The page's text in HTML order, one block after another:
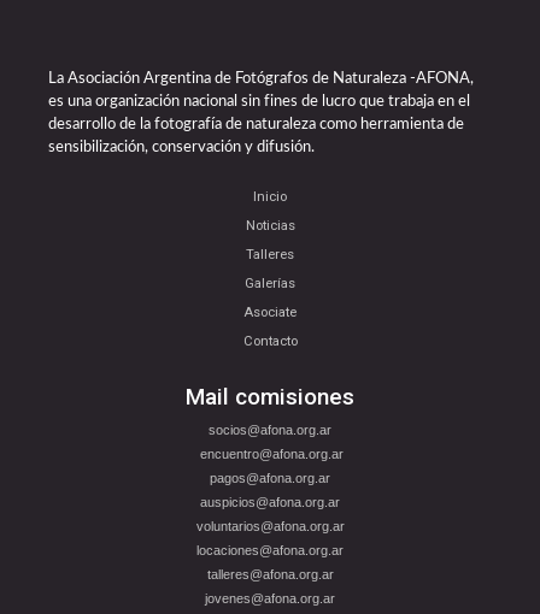
La Asociación Argentina de Fotógrafos de Naturaleza -AFONA,
es una organización nacional sin fines de lucro que trabaja en el
desarrollo de la fotografía de naturaleza como herramienta de
sensibilización, conservación y difusión.
Inicio
Noticias
Talleres
Galerías
Asociate
Contacto
Mail comisiones
socios@afona.org.ar
encuentro@afona.org.ar
pagos@afona.org.ar
auspicios@afona.org.ar
voluntarios@afona.org.ar
locaciones@afona.org.ar
talleres@afona.org.ar
jovenes@afona.org.ar